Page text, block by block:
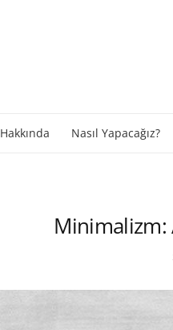
Hakkında Nasıl Yapacağız?
Minimalizm: